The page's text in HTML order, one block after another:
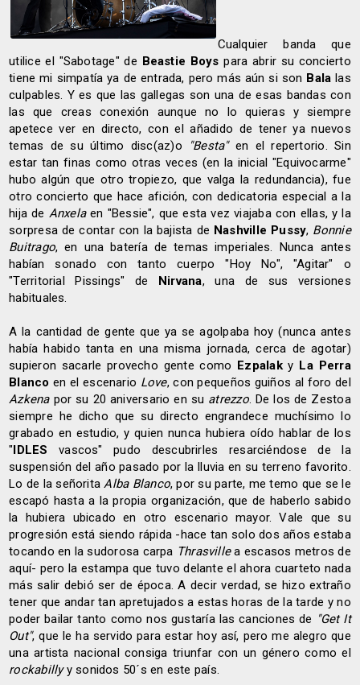
Cualquier banda que
utilice el "Sabotage" de Beastie Boys para abrir su concierto
tiene mi simpatía ya de entrada, pero más aún si son Bala las
culpables. Y es que las gallegas son una de esas bandas con
las que creas conexión aunque no lo quieras y siempre
apetece ver en directo, con el añadido de tener ya nuevos
temas de su último disc(az)o
"Besta"en el repertorio. Sin
estar tan finas como otras veces (en la inicial "Equivocarme"
hubo algún que otro tropiezo, que valga la redundancia), fue
otro concierto que hace afición, con dedicatoria especial a la
hija de Anxelaen "Bessie", que esta vez viajaba con ellas, y la
sorpresa de contar con la bajista de Nashville Pussy, Bonnie
Buitrago, en una batería de temas imperiales. Nunca antes
habían sonado con tanto cuerpo "Hoy No", "Agitar" o
"Territorial Pissings" de
Nirvana, una de sus versiones
habituales.
A la cantidad de gente que ya se agolpaba hoy (nunca antes
había habido tanta en una misma jornada, cerca de agotar)
supieron sacarle provecho gente como
Ezpalaky La Perra
Blanco en el escenario Love, con pequeños guiños al foro del
Azkenapor su 20 aniversario en su atrezzo. De los de Zestoa
siempre he dicho que su directo engrandece muchísimo lo
grabado en estudio, y quien nunca hubiera oído hablar de los
" IDLES vascos" pudo descubrirles resarciéndose de la
suspensión del año pasado por la lluvia en su terreno favorito.
Lo de la señoritaAlba Blanco, por su parte, me temo que se le
escapó hasta a la propia organización, que de haberlo sabido
la hubiera ubicado en otro escenario mayor. Vale que su
progresión está siendo rápida -hace tan solo dos años estaba
tocando en la sudorosa carpa Thrasvillea escasos metros de
aquí- pero la estampa que tuvo delante el ahora cuarteto nada
más salir debió ser de época. A decir verdad, se hizo extraño
tener que andar tan apretujados a estas horas de la tarde y no
poder bailar tanto como nos gustaría las canciones de "Get It
Out", que le ha servido para estar hoy así, pero me alegro que
una artista nacional consiga triunfar con un género como el
rockabillyy sonidos 50´s en este país.